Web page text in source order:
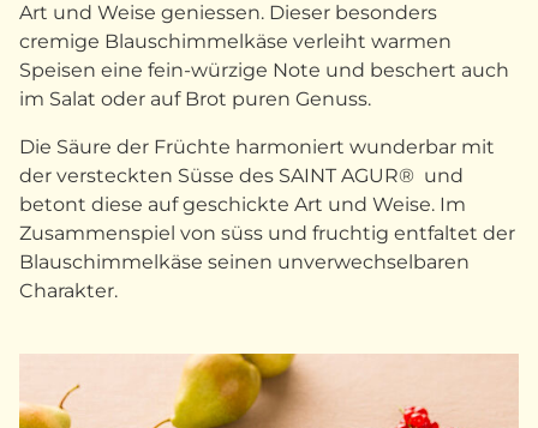
Art und Weise geniessen. Dieser besonders
cremige Blauschimmelkäse verleiht warmen
Speisen eine fein-würzige Note und beschert auch
im Salat oder auf Brot puren Genuss.
Die Säure der Früchte harmoniert wunderbar mit
der versteckten Süsse des SAINT AGUR® und
betont diese auf geschickte Art und Weise. Im
Zusammenspiel von süss und fruchtig entfaltet der
Blauschimmelkäse seinen unverwechselbaren
Charakter.